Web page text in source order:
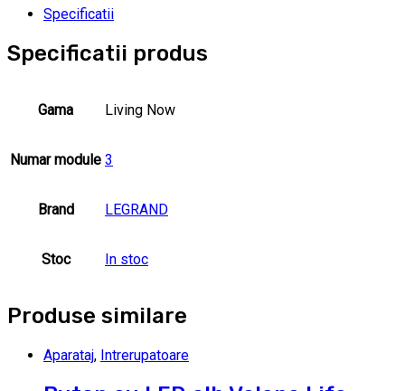
Specificatii
Specificatii produs
Gama Living Now
Numar module 3
Brand LEGRAND
Stoc In stoc
Produse similare
Aparataj, Intrerupatoare